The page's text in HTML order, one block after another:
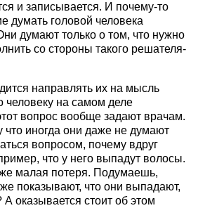
и записывается. И почему-то
думать головой человека
думают только о том, что нужно
со стороны такого решателя-
направлять их на мысль
человеку на самом деле
вопрос вообще задают врачам.
что иногда они даже не думают
вопросом, почему вдруг
что у него выпадут волосы.
малая потеря. Подумаешь,
показывают, что они выпадают,
оказывается стоит об этом